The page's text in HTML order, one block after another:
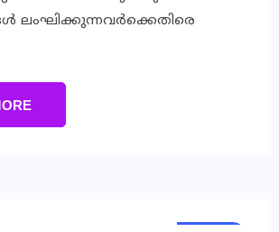
ലംഘിക്കുന്നവര്‍ക്കെതിരെ